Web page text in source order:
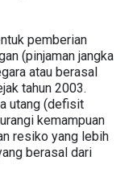
pemberian
(pinjaman jangka
atau berasal
tahun 2003.
utang (defisit
kemampuan
resiko yang lebih
berasal dari